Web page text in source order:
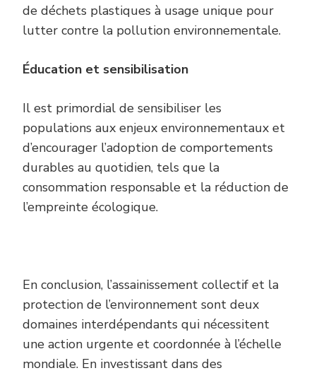
de déchets plastiques à usage unique pour
lutter contre la pollution environnementale.
Éducation et sensibilisation
Il est primordial de sensibiliser les
populations aux enjeux environnementaux et
d’encourager l’adoption de comportements
durables au quotidien, tels que la
consommation responsable et la réduction de
l’empreinte écologique.
En conclusion, l’assainissement collectif et la
protection de l’environnement sont deux
domaines interdépendants qui nécessitent
une action urgente et coordonnée à l’échelle
mondiale. En investissant dans des